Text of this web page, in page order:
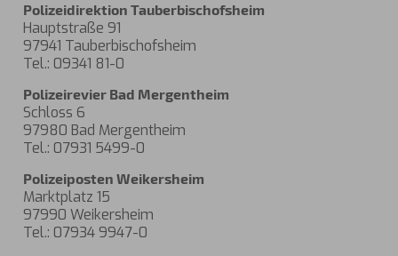
Polizeidirektion Tauberbischofsheim
Hauptstraße 91
97941 Tauberbischofsheim
Tel.: 09341 81-0
Polizeirevier Bad Mergentheim
Schloss 6
97980 Bad Mergentheim
Tel.: 07931 5499-0
Polizeiposten Weikersheim
Marktplatz 15
97990 Weikersheim
Tel.: 07934 9947-0